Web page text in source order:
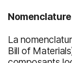
La
Bill of